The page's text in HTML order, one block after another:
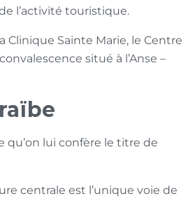
l’activité touristique.
Clinique Sainte Marie, le Centre
situé à l’Anse –
qu’on lui confère le titre de
centrale est l’unique voie de